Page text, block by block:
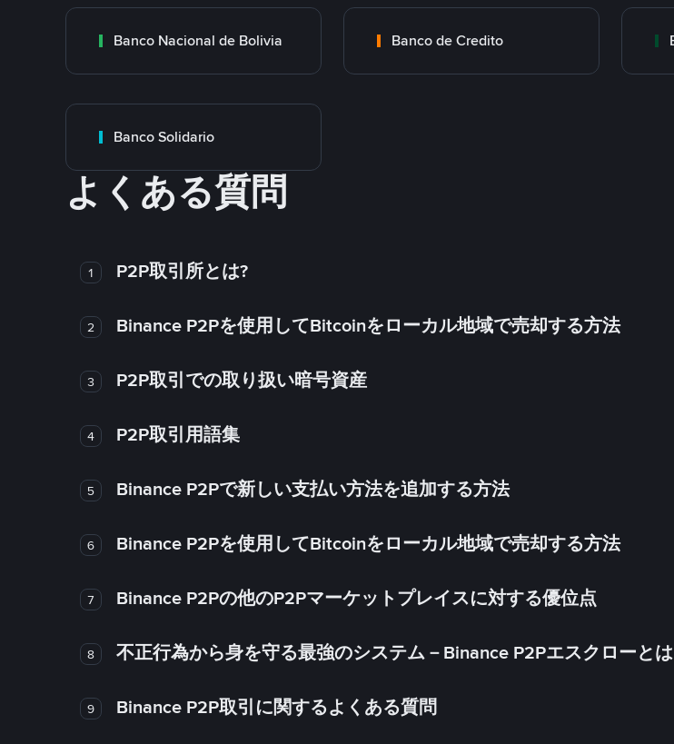
Banco Nacional de Bolivia Banco de Credito
Banco Solidario
よくある質問
1 P2P取引所とは?
2 Binance P2Pを使用してBitcoinをローカル地域で売却する方法
3 P2P取引での取り扱い暗号資産
4 P2P取引用語集
5 Binance P2Pで新しい支払い方法を追加する方法
6 Binance P2Pを使用してBitcoinをローカル地域で売却する方法
7 Binance P2Pの他のP2Pマーケットプレイスに対する優位点
8 不正行為から身を守る最強のシステム－Binance P2Pエスクローとは
9 Binance P2P取引に関するよくある質問